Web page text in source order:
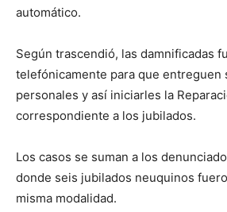
automático.
Según trascendió, las damnificadas
telefónicamente para que entreguen
personales y así iniciarles la
correspondiente a los jubilados.
Los casos se suman a los
donde seis jubilados neuquinos
misma modalidad.